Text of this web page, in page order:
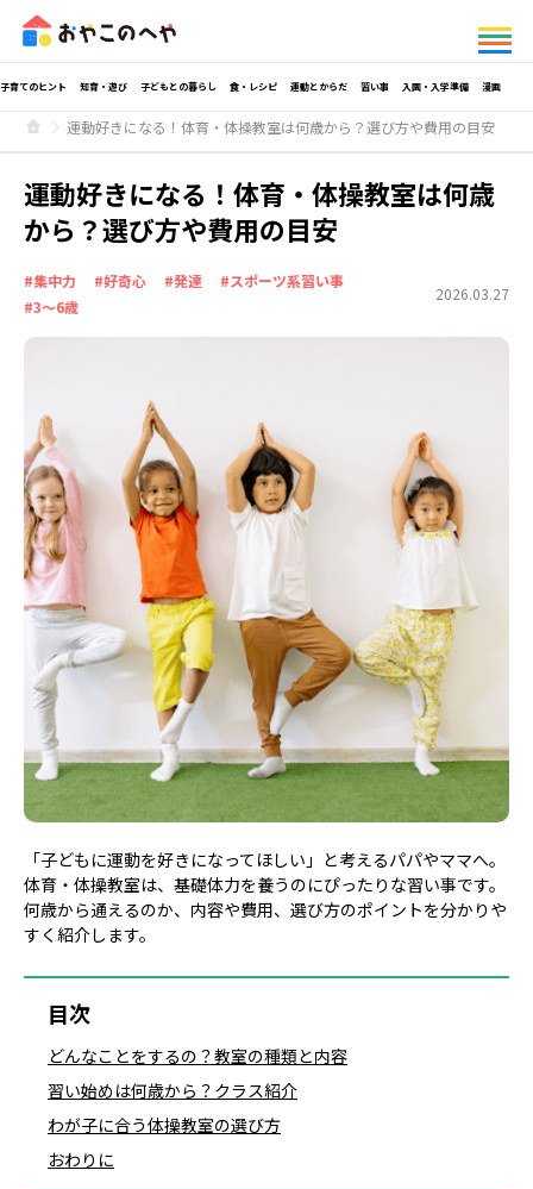
子育てのヒント 知育・遊び 子どもとの暮らし 食・レシピ 運動とからだ 習い事 入園・入学準備 漫画
運動好きになる！体育・体操教室は何歳から？選び方や費用の目安
運動好きになる！体育・体操教室は何歳
から？選び方や費用の目安
#集中力 #好奇心 #発達
#スポーツ系習い事
#3～6歳
2026.03.27
「子どもに運動を好きになってほしい」と考えるパパやママへ。
体育・体操教室は、基礎体力を養うのにぴったりな習い事です。
何歳から通えるのか、内容や費用、選び方のポイントを分かりや
すく紹介します。
目次
どんなことをするの？教室の種類と内容
習い始めは何歳から？クラス紹介
わが子に合う体操教室の選び方
おわりに